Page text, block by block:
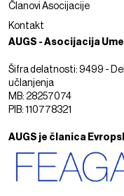
Članovi Asocijacije
Kontakt
AUGS - Asocijacija
Šifra delatnosti: 9499 -
učlanjenja
MB: 28257074
PIB: 110778321
AUGS je članica